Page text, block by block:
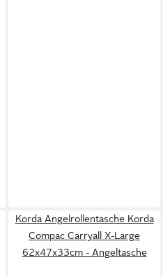
Korda Angelrollentasche Korda
Compac Carryall X-Large
62x47x33cm - Angeltasche